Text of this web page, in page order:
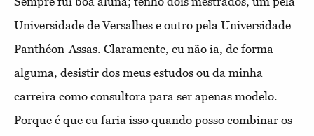
Universidade de Versalhes e outro pela Universidade
Panthéon-Assas. Claramente, eu não ia, de forma
alguma, desistir dos meus estudos ou da minha
carreira como consultora para ser apenas modelo.
Porque é que eu faria isso quando posso combinar os